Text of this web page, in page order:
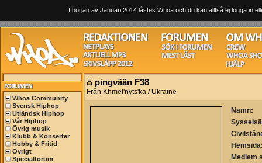
I början av Januari 2014 låstes Whoa och du kan alltså ej logga in
Whoa Community
Svensk Hiphop
Utländsk Hiphop
Vår Hiphop
Övrig musik
Klubb & Konserter
Hobby & Fritid
Övrigt
Specialforum
pingvään F38
Från Khmel'nyts'ka / Ukraine
Namn:
Medlem